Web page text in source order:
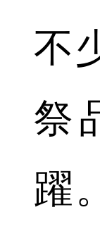
不
祭
躍